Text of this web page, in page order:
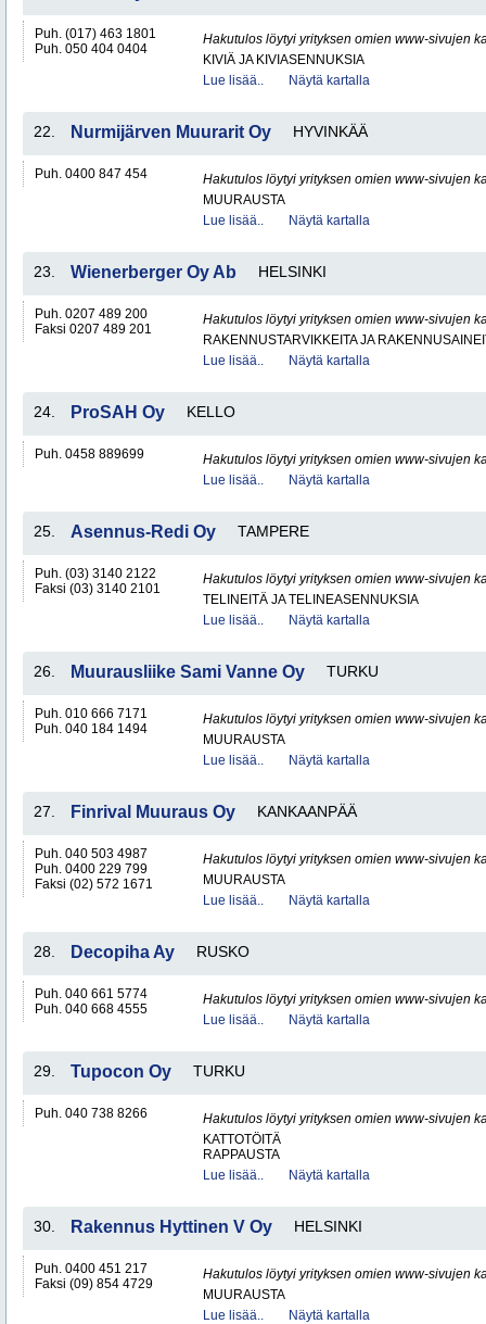
Puh. (017) 463 1801
Puh. 050 404 0404
Hakutulos löytyi yrityksen omien www-sivujen
KIVIÄ JA KIVIASENNUKSIA
Lue lisää..
Näytä kartalla
22. Nurmijärven Muurarit Oy HYVINKÄÄ
Puh. 0400 847 454
Hakutulos löytyi yrityksen omien www-sivujen
MUURAUSTA
Lue lisää..
Näytä kartalla
23. Wienerberger Oy Ab HELSINKI
Puh. 0207 489 200
Faksi 0207 489 201
Hakutulos löytyi yrityksen omien www-sivujen
RAKENNUSTARVIKKEITA JA
Lue lisää..
Näytä kartalla
24. ProSAH Oy KELLO
Puh. 0458 889699
Hakutulos löytyi yrityksen omien www-sivujen
Lue lisää..
Näytä kartalla
25. Asennus-Redi Oy TAMPERE
Puh. (03) 3140 2122
Faksi (03) 3140 2101
Hakutulos löytyi yrityksen omien www-sivujen
TELINEITÄ JA TELINEASENNUKSIA
Lue lisää..
Näytä kartalla
26. Muurausliike Sami Vanne Oy TURKU
Puh. 010 666 7171
Puh. 040 184 1494
Hakutulos löytyi yrityksen omien www-sivujen
MUURAUSTA
Lue lisää..
Näytä kartalla
27. Finrival Muuraus Oy KANKAANPÄÄ
Puh. 040 503 4987
Puh. 0400 229 799
Faksi (02) 572 1671
Hakutulos löytyi yrityksen omien www-sivujen
MUURAUSTA
Lue lisää..
Näytä kartalla
28. Decopiha Ay RUSKO
Puh. 040 661 5774
Puh. 040 668 4555
Hakutulos löytyi yrityksen omien www-sivujen
Lue lisää..
Näytä kartalla
29. Tupocon Oy TURKU
Puh. 040 738 8266
Hakutulos löytyi yrityksen omien www-sivujen
KATTOTÖITÄ
RAPPAUSTA
Lue lisää..
Näytä kartalla
30. Rakennus Hyttinen V Oy HELSINKI
Puh. 0400 451 217
Faksi (09) 854 4729
Hakutulos löytyi yrityksen omien www-sivujen
MUURAUSTA
Lue lisää..
Näytä kartalla